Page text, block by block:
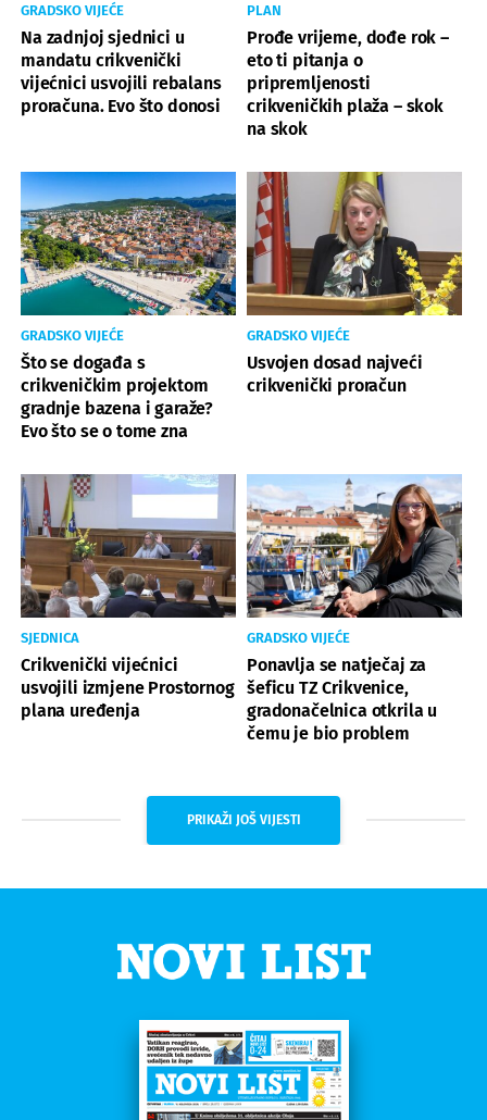
GRADSKO VIJEĆE
Na zadnjoj sjednici u
mandatu crikvenički
vijećnici usvojili rebalans
proračuna. Evo što donosi
PLAN
Prođe vrijeme, dođe rok –
eto ti pitanja o
pripremljenosti
crikveničkih plaža – skok
na skok
GRADSKO VIJEĆE
Što se događa s
crikveničkim projektom
gradnje bazena i garaže?
Evo što se o tome zna
GRADSKO VIJEĆE
Usvojen dosad najveći
crikvenički proračun
SJEDNICA
Crikvenički vijećnici
usvojili izmjene Prostornog
plana uređenja
GRADSKO VIJEĆE
Ponavlja se natječaj za
šeficu TZ Crikvenice,
gradonačelnica otkrila u
čemu je bio problem
PRIKAŽI JOŠ VIJESTI